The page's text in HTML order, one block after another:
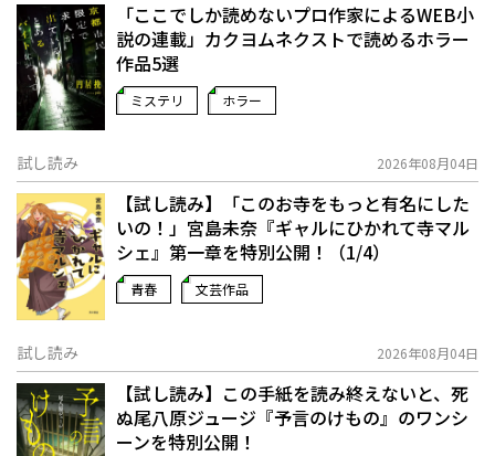
「ここでしか読めないプロ作家によるWEB小
説の連載」――カクヨムネクストで読めるホラー
作品5選
ミステリ ホラー
試し読み 2026年08月04日
【試し読み】「このお寺をもっと有名にした
いの！」宮島未奈『ギャルにひかれて寺マル
シェ』第一章を特別公開！（1/4）
青春 文芸作品
試し読み 2026年08月04日
【試し読み】この手紙を読み終えないと、死
ぬ――尾八原ジュージ『予言のけもの』のワンシ
ーンを特別公開！